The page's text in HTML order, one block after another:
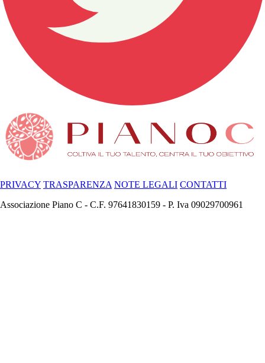
PRIVACY TRASPARENZA NOTE LEGALI CONTATTI
Associazione Piano C - C.F. 97641830159 - P. Iva 09029700961